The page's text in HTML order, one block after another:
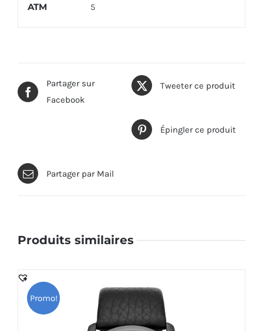
ATM 5
Partager sur
Facebook
Tweeter ce produit
Épingler ce produit
Partager par Mail
Produits similaires
Promo!